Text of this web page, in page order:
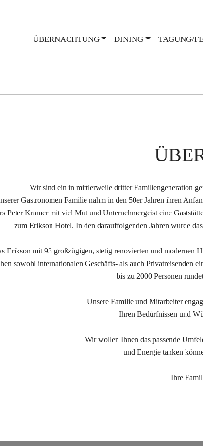
ÜBERNACHTUNG DINING TAGUNG/
Wir sind ein in mittlerweile dritter Familiengeneration
Gastronomen Familie nahm in den 50er Jahren ihren
Peter Kramer mit viel Mut und Unternehmergeist eine
zum Erikson Hotel. In den darauffolgenden Jahren wurde
Erikson mit 93 großzügigen, stetig renovierten und modernen
sowohl internationalen Geschäfts- als auch Privatreisenden
bis zu 2000 Personen
Unsere Familie und Mitarbeiter
Ihren Bedürfnissen und
Wir wollen Ihnen das passende
und Energie tanken
Ihre